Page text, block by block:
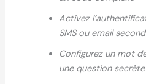
Activez
SMS ou email
Configurez un mot
une question secrète